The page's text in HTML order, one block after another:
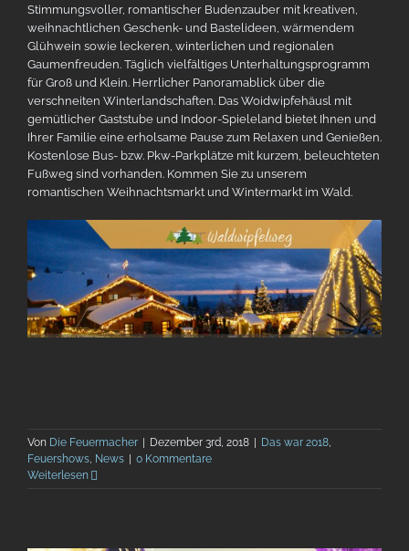
Stimmungsvoller, romantischer Budenzauber mit kreativen,
weihnachtlichen Geschenk- und Bastelideen, wärmendem
Glühwein sowie leckeren, winterlichen und regionalen
Gaumenfreuden. Täglich vielfältiges Unterhaltungsprogramm
für Groß und Klein. Herrlicher Panoramablick über die
verschneiten Winterlandschaften. Das Woidwipfehäusl mit
gemütlicher Gaststube und Indoor-Spieleland bietet Ihnen und
Ihrer Familie eine erholsame Pause zum Relaxen und Genießen.
Kostenlose Bus- bzw. Pkw-Parkplätze mit kurzem, beleuchteten
Fußweg sind vorhanden. Kommen Sie zu unserem
romantischen Weihnachtsmarkt und Wintermarkt im Wald.
Von Die Feuermacher | Dezember 3rd, 2018 | Das war 2018,
Feuershows, News | 0 Kommentare
Weiterlesen